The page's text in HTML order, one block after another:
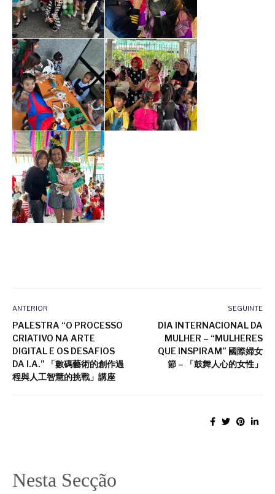
ANTERIOR
PALESTRA “O PROCESSO
CRIATIVO NA ARTE
DIGITAL E OS DESAFIOS
DA I.A.” 「數碼藝術的創作過
程與人工智慧的挑戰」講座
SEGUINTE
DIA INTERNACIONAL DA
MULHER – “MULHERES
QUE INSPIRAM” 國際婦女
節 – 「鼓舞人心的女性」
Nesta Secção